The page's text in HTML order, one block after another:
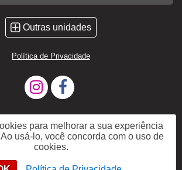
Outras unidades
Política de Privacidade
para melhorar a sua experiência
usá-lo, você concorda com o uso de
cookies.